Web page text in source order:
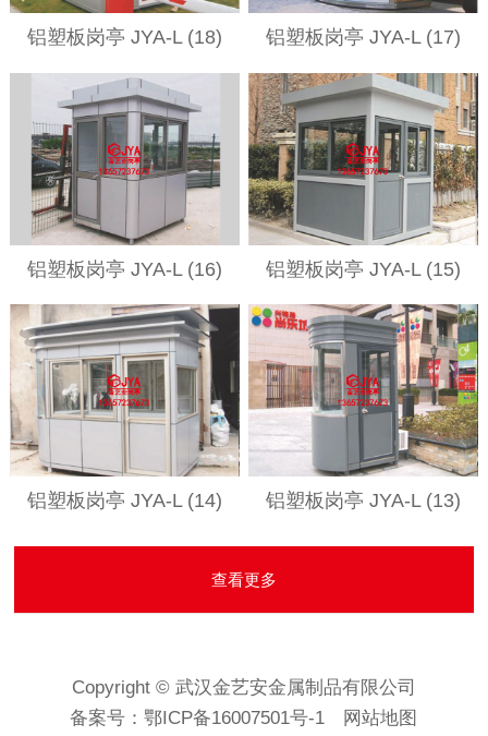
铝塑板岗亭 JYA-L (18) 铝塑板岗亭 JYA-L (17)
铝塑板岗亭 JYA-L (16) 铝塑板岗亭 JYA-L (15)
铝塑板岗亭 JYA-L (14) 铝塑板岗亭 JYA-L (13)
查看更多
Copyright © 武汉金艺安金属制品有限公司
备案号：鄂ICP备16007501号-1 网站地图